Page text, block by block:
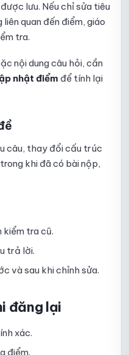
lưu. Nếu chỉ sửa tiêu
quan đến điểm, giáo
tra.
nội dung câu hỏi, cần
nhật điểm để tính lại
câu, thay đổi cấu trúc
khi đã có bài nộp,
kiểm tra cũ.
trả lời.
và sau khi chỉnh sửa.
đăng lại
xác.
điểm.